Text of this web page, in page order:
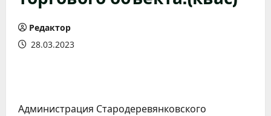
Редактор
28.03.2023
Администрация Стародеревянковского